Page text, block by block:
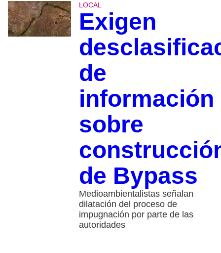
LOCAL
Exigen
de
información
sobre
de Bypass
Medioambientalistas señalan
dilatación del proceso de
impugnación por parte de las
autoridades